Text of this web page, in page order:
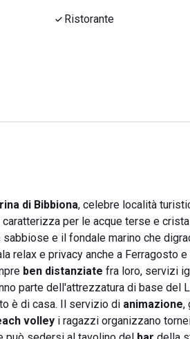
Ristorante
di Bibbiona, celebre località
caratterizza per le acque terse e
sabbiose e il fondale marino che
relax e privacy anche a Ferragosto
ben distanziate fra loro, servizi
parte dell'attrezzatura di base del
è di casa. Il servizio di animazione,
volley i ragazzi organizzano